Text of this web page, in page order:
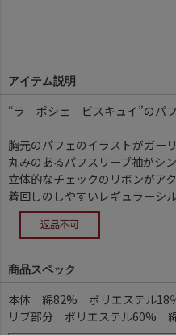
アイテム説明
“ラ ポシェ ビスキュイ”のパ
胸元のパフェのイラストがガー
丸みのあるパフスリーブ袖がシ
立体的なチェックのリボンがアク
着回しのしやすいレギュラーシ
商品スペック
本体 綿82% ポリエステル18
リブ部分 ポリエステル60%